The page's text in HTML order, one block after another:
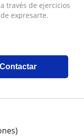
través de ejercicios
expresarte.
Contactar